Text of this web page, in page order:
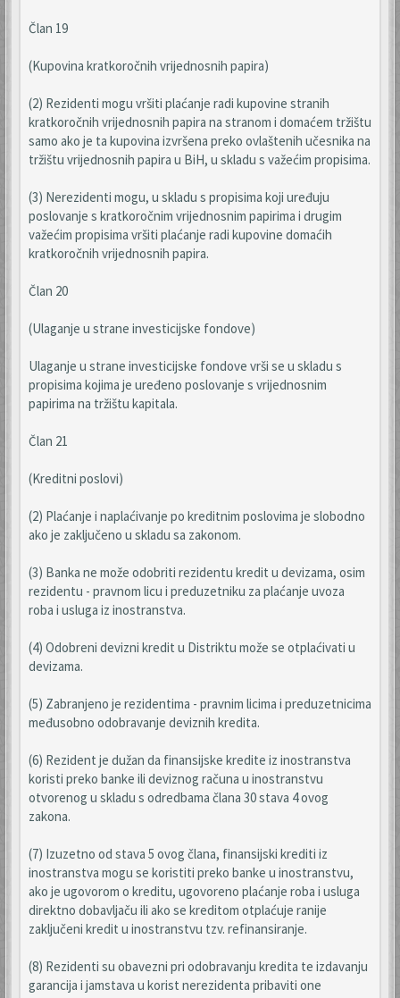
Član 19
(Kupovina kratkoročnih vrijednosnih papira)
(2) Rezidenti mogu vršiti plaćanje radi kupovine stranih
kratkoročnih vrijednosnih papira na stranom i domaćem tržištu
samo ako je ta kupovina izvršena preko ovlaštenih učesnika na
tržištu vrijednosnih papira u BiH, u skladu s važećim propisima.
(3) Nerezidenti mogu, u skladu s propisima koji uređuju
poslovanje s kratkoročnim vrijednosnim papirima i drugim
važećim propisima vršiti plaćanje radi kupovine domaćih
kratkoročnih vrijednosnih papira.
Član 20
(Ulaganje u strane investicijske fondove)
Ulaganje u strane investicijske fondove vrši se u skladu s
propisima kojima je uređeno poslovanje s vrijednosnim
papirima na tržištu kapitala.
Član 21
(Kreditni poslovi)
(2) Plaćanje i naplaćivanje po kreditnim poslovima je slobodno
ako je zaključeno u skladu sa zakonom.
(3) Banka ne može odobriti rezidentu kredit u devizama, osim
rezidentu - pravnom licu i preduzetniku za plaćanje uvoza
roba i usluga iz inostranstva.
(4) Odobreni devizni kredit u Distriktu može se otplaćivati u
devizama.
(5) Zabranjeno je rezidentima - pravnim licima i preduzetnicima
međusobno odobravanje deviznih kredita.
(6) Rezident je dužan da finansijske kredite iz inostranstva
koristi preko banke ili deviznog računa u inostranstvu
otvorenog u skladu s odredbama člana 30 stava 4 ovog
zakona.
(7) Izuzetno od stava 5 ovog člana, finansijski krediti iz
inostranstva mogu se koristiti preko banke u inostranstvu,
ako je ugovorom o kreditu, ugovoreno plaćanje roba i usluga
direktno dobavljaču ili ako se kreditom otplaćuje ranije
zaključeni kredit u inostranstvu tzv. refinansiranje.
(8) Rezidenti su obavezni pri odobravanju kredita te izdavanju
garancija i jamstava u korist nerezidenta pribaviti one